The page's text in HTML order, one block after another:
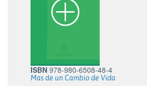
ISBN 978-980-6508-48-4
Mas de un Cambio de Vida